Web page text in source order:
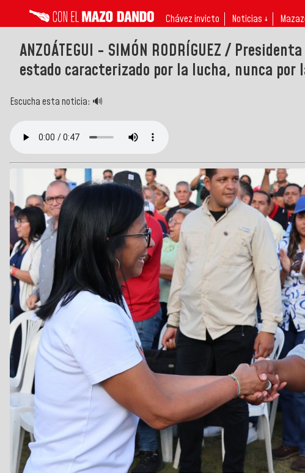
Chávez invicto Noticias ↓
ANZOÁTEGUI - SIMÓN RODRÍGUEZ /
estado caracterizado por la lucha, nunca por
Escucha esta noticia: 🔊